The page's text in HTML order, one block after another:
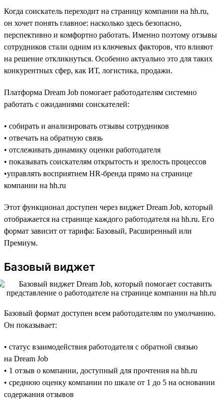
Когда соискатель переходит на страницу компании на hh.ru,
он хочет понять главное: насколько здесь безопасно,
перспективно и комфортно работать. Именно поэтому отзывы
сотрудников стали одним из ключевых факторов, что влияют
на решение откликнуться. Особенно актуально это для таких
конкурентных сфер, как ИТ, логистика, продажи.
Платформа Dream Job помогает работодателям системно
работать с ожиданиями соискателей:
• собирать и анализировать отзывы сотрудников
• отвечать на обратную связь
• отслеживать динамику оценки работодателя
• показывать соискателям открытость и зрелость процессов
•управлять восприятием HR-бренда прямо на странице
компании на hh.ru
Этот функционал доступен через виджет Dream Job, который
отображается на странице каждого работодателя на hh.ru. Его
формат зависит от тарифа: Базовый, Расширенный или
Премиум.
Базовый виджет
Базовый формат доступен всем работодателям по умолчанию.
Он показывает:
• статус взаимодействия работодателя с обратной связью
на Dream Job
• 1 отзыв о компании, доступный для прочтения на hh.ru
• среднюю оценку компании по шкале от 1 до 5 на основании
содержания отзывов